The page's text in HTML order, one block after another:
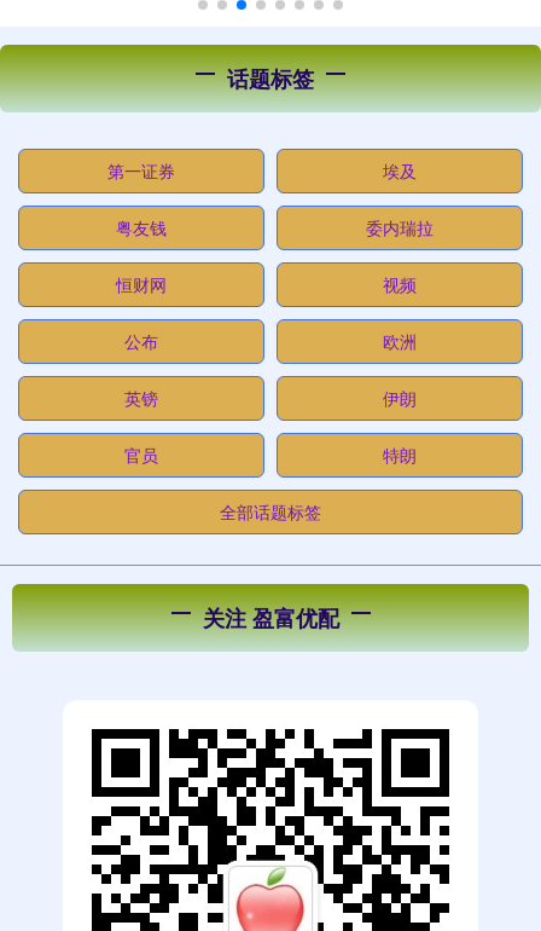
话题标签
第一证券 埃及
粤友钱 委内瑞拉
恒财网 视频
公布 欧洲
英镑 伊朗
官员 特朗
全部话题标签
关注 盈富优配